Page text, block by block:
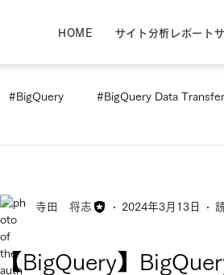
HOME サイト分析レポート
#BigQuery #BigQuery Data
寺田 将志 2024年3月13日
【BigQuery】